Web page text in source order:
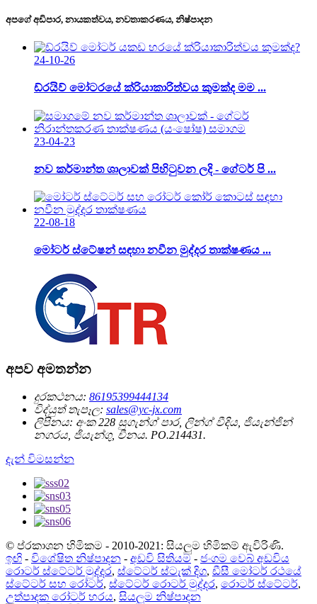
අපගේ අඩිපාර, නායකත්වය, නවතාකරණය, නිෂ්පාදන
24-10-26
ඩ්රයිව් මෝටරයේ ක්රියාකාරිත්වය කුමක්ද මම ...
23-04-23
නව කර්මාන්ත ශාලාවක් පිහිටුවන ලදි - ගේටර් පි ...
22-08-18
මෝටර් ස්ටේෂන් සඳහා නවීන මුද්දර තාක්ෂණය ...
අපව අමතන්න
දුරකථනය: 86195399444134
විද්යුත් තැපෑල: sales@yc-jx.com
ලිපිනය: අංක 228 සුගැන්ග් පාර, ලින්ග් වීදිය, ජියැන්ජින්
නගරය, ජියැන්ගු, චීනය. PO.214431.
දැන් විමසන්න
© ප්රකාශන හිමිකම - 2010-2021: සියලුම හිමිකම් ඇවිරිණි.
ඉඟි - විශේෂිත නිෂ්පාදන - අඩවි සිතියම- ජංගම වෙබ් අඩවිය
රොටර් ස්ටේටර් මුද්දර, ස්ටේටර් ස්ටැක් දිග, ඩීසී මෝටර් රථයේ
ස්ටේටර් සහ රෝටර්, ස්ටේටර් රොටර් මුද්දර, රොටර් ස්ටේටර්,
උත්පාදක රෝටර් හරය, සියලුම නිෂ්පාදන